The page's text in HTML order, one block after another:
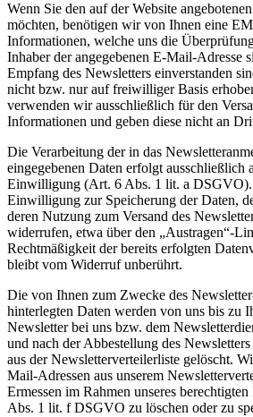
Wenn Sie den auf der Website
möchten, benötigen wir von Ihnen eine
Informationen, welche uns die
Inhaber der angegebenen E-Mail-Adresse
Empfang des Newsletters einverstanden
nicht bzw. nur auf freiwilliger Basis
verwenden wir ausschließlich für den
Informationen und geben diese nicht an
Die Verarbeitung der in das
eingegebenen Daten erfolgt ausschließlich
Einwilligung (Art. 6 Abs. 1 lit. a
Einwilligung zur Speicherung der Daten,
deren Nutzung zum Versand des
widerrufen, etwa über den „Austragen“-
Rechtmäßigkeit der bereits erfolgten
bleibt vom Widerruf unberührt.
Die von Ihnen zum Zwecke des
hinterlegten Daten werden von uns bis zu
Newsletter bei uns bzw. dem
und nach der Abbestellung des
aus der Newsletterverteilerliste gelöscht.
Mail-Adressen aus unserem
Ermessen im Rahmen unseres
Abs. 1 lit. f DSGVO zu löschen oder zu